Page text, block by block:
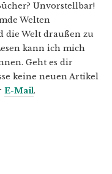
Unvorstellbar!
Welten
die Welt draußen zu
kann ich mich
Geht es dir
keine neuen Artikel
E-Mail.